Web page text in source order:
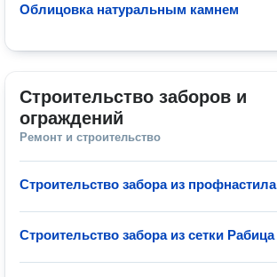
Облицовка натуральным камнем
Строительство заборов и
ограждений
Ремонт и строительство
Строительство забора из профнастила
Строительство забора из сетки Рабица